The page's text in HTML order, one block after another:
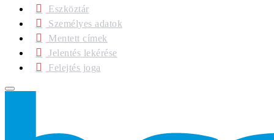
Eszköztár
Személyes adatok
Mentett címek
Jelentés lekérése
Felejtés joga